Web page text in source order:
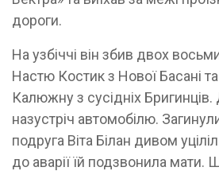
дороги.
На узбіччі він збив двох
Настю Костик з Нової Басані
Калюжну з сусідніх
назустріч автомобілю.
подруга Віта Білан дивом
до аварії їй подзвонила мати.